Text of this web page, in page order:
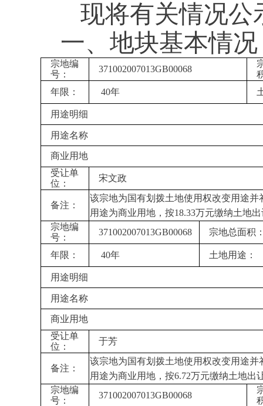
现将有关情况公
一、 地块基本情况
宗地编
号：
371002007013GB00068
年限：
40年
用途明细
用途名称
商业用地
受让单
位：
宋文政
备注：
该宗地为国有划拨土地使用权改变用途
用途为商业用地，按18.33万元缴纳土地
宗地编
号：
371002007013GB00068 宗地总面积
年限： 40年 土地用途：
用途明细
用途名称
商业用地
受让单
位：
于芳
备注：
该宗地为国有划拨土地使用权改变用途
用途为商业用地，按6.72万元缴纳土地出
宗地编
号：
371002007013GB00068